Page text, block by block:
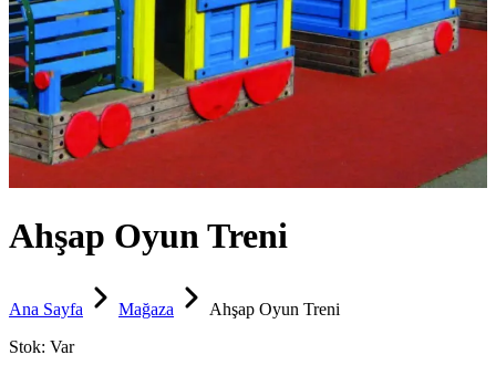
Ahşap Oyun Treni
Ana Sayfa Mağaza
Ahşap Oyun Treni
Stok: Var